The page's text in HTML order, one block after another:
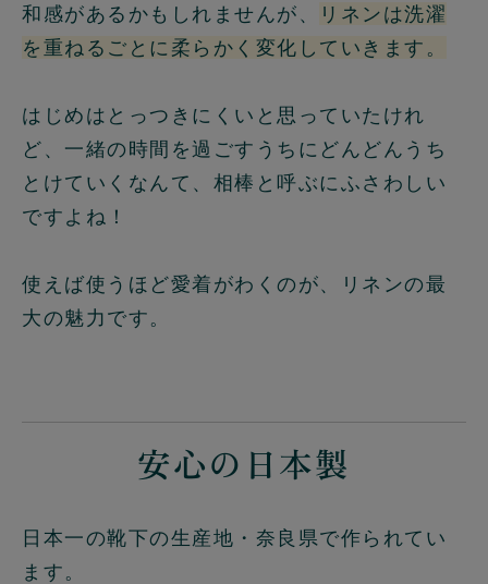
和感があるかもしれませんが、
リネンは洗濯
を重ねるごとに柔らかく変化していきます。
はじめはとっつきにくいと思っていたけれ
ど、一緒の時間を過ごすうちにどんどんうち
とけていくなんて、相棒と呼ぶにふさわしい
ですよね！
使えば使うほど愛着がわくのが、リネンの最
大の魅力です。
安心の日本製
日本一の靴下の生産地・奈良県で作られてい
ます。